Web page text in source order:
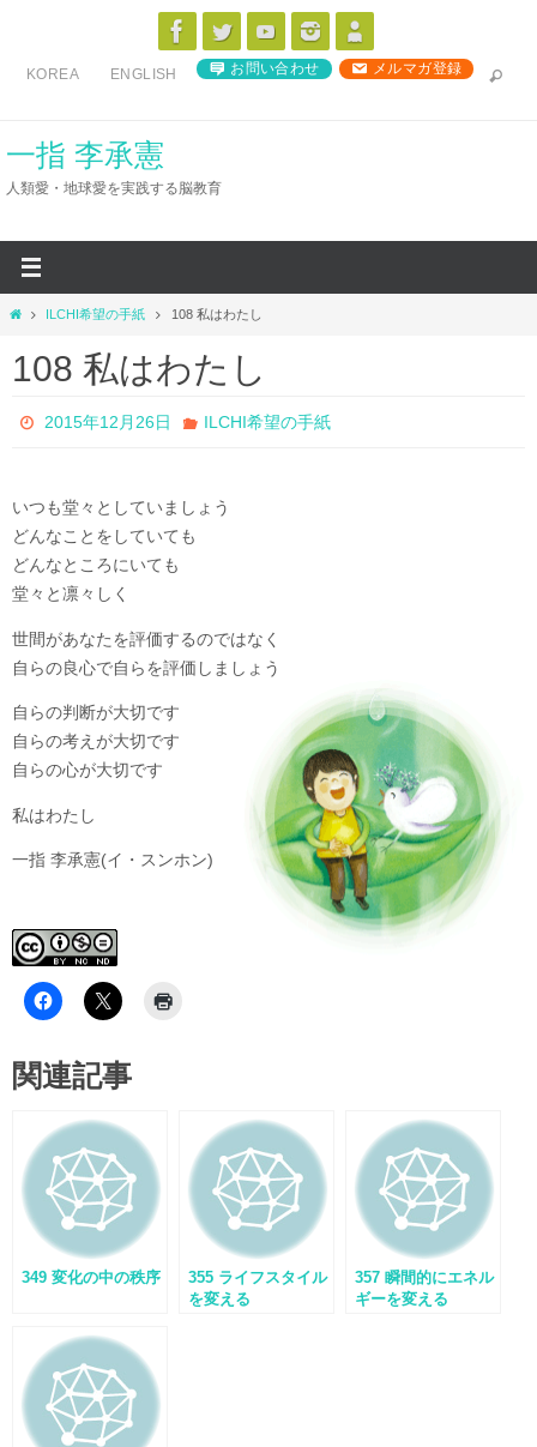
ス
KOREA ENGLISH お問い合わせ メルマガ登録
一指 李承憲
人類愛・地球愛を実践する脳教育
ホ
ム
ILCHI希望の手紙 108 私はわたし
108 私はわたし
2015年12月26日 ILCHI希望の手紙
いつも堂々としていましょう
どんなことをしていても
どんなところにいても
堂々と凛々しく
世間があなたを評価するのではなく
自らの良心で自らを評価しましょう
自らの判断が大切です
自らの考えが大切です
自らの心が大切です
私はわたし
一指 李承憲(イ・スンホン)
関連記事
349 変化の中の秩序
355 ライフスタイル
を変える
357 瞬間的にエネル
ギーを変える